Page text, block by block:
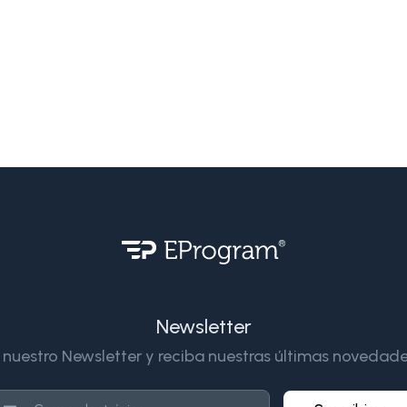
Newsletter
Newsletter y reciba nuestras últimas